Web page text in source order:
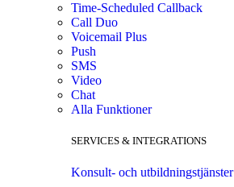
Time-Scheduled Callback
Call Duo
Voicemail Plus
Push
SMS
Video
Chat
Alla Funktioner
SERVICES & INTEGRATIONS
Konsult- och utbildningstjänster